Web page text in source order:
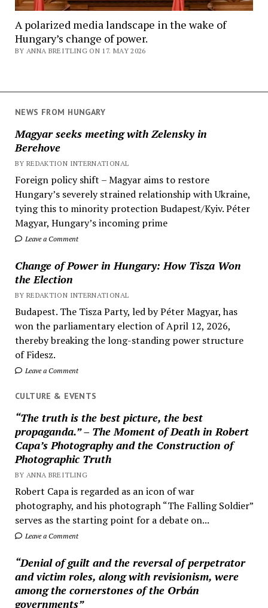
NEWS FROM HUNGARY
Magyar seeks meeting with Zelensky in
Berehove
BY REDAKTION INTERNATIONAL
Foreign policy shift – Magyar aims to restore
Hungary’s severely strained relationship with Ukraine,
tying this to minority protection Budapest/Kyiv. Péter
Magyar, Hungary’s incoming prime
Leave a Comment
Change of Power in Hungary: How Tisza Won
the Election
BY REDAKTION INTERNATIONAL
Budapest. The Tisza Party, led by Péter Magyar, has
won the parliamentary election of April 12, 2026,
thereby breaking the long-standing power structure
of Fidesz.
Leave a Comment
CULTURE & EVENTS
“The truth is the best picture, the best
propaganda.” – The Moment of Death in Robert
Capa’s Photography and the Construction of
Photographic Truth
BY ANNA BREITLING
Robert Capa is regarded as an icon of war
photography, and his photograph “The Falling Soldier”
serves as the starting point for a debate on...
Leave a Comment
“Denial of guilt and the reversal of perpetrator
and victim roles, along with revisionism, were
among the cornerstones of the Orbán
governments”
A polarized media landscape in the wake of
Hungary’s change of power.
BY ANNA BREITLING ON 17. MAY 2026